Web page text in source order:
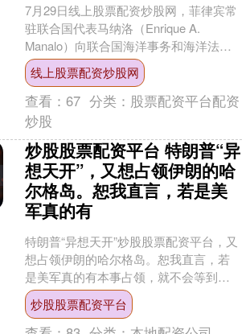
7月29日线上股票配资炒股网，菲律宾常
驻联合国代表马纳洛（Enrique A.
Manalo）向联合国海洋事务和海洋法司
正式交存了题为《黄岩岛及邻近海域》
的菲律....
线上股票配资炒股网
查看：67 分类： 股票配资平台配资
炒股
炒股股票配资平台 特朗普“异
想天开”，又想占领伊朗的哈
尔格岛。恕我直言，若是美
军真的有
特朗普“异想天开”炒股股票配资平台，又
想占领伊朗的哈尔格岛。恕我直言，若
是美军真的有本事占领，就不会等到今
天！早在第一轮的冲突中，美军就已经
付诸行动了！个人认为....
炒股股票配资平台